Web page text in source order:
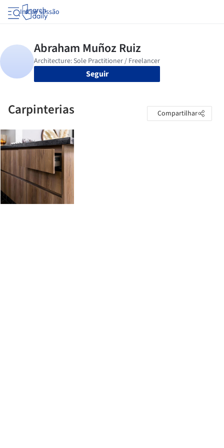
Iniciar sessão
Seguir
Carpinterias Compartilhar